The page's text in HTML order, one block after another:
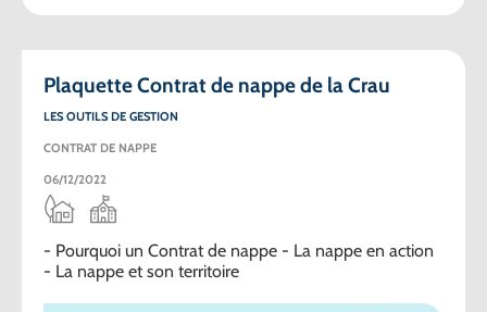
Plaquette Contrat de nappe de la Crau
LES OUTILS DE GESTION
CONTRAT DE NAPPE
06/12/2022
- Pourquoi un Contrat de nappe - La nappe en action
- La nappe et son territoire